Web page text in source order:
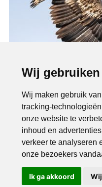
Wij
Wij maken gebruik
tracking-
onze website te
inhoud en
verkeer te analyseren
onze bezoekers
Ik ga akkoord
Bel ons